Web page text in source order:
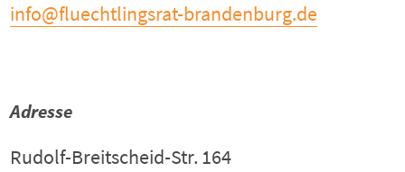
info@fluechtlingsrat-brandenburg.de
Adresse
Rudolf-Breitscheid-Str. 164